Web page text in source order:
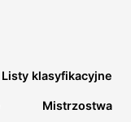
Listy klasyfikacyjne
Mistrzostwa